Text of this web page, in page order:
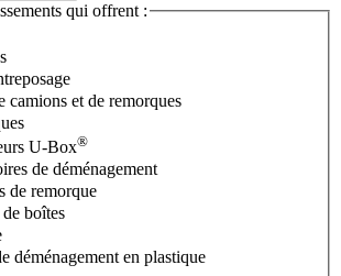
qui offrent :
camions et de remorques
U-Box®
de déménagement
de remorque
boîtes
déménagement en plastique